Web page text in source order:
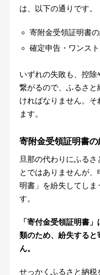
は、以下の通りです。
寄附金受領証明書
確定申告・ワンス
いずれの失敗も、控
繋がるので、ふるさと
ければなりません。そ
ます。
寄附金受領証明書の
旦那の代わりにふる
とではありませんが
明書」を紛失してし
す。
「寄付金受領証明書
類のため、紛失する
ん。
せっかくふるさと納